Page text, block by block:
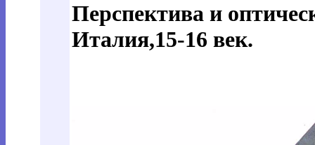
Перспектива и
Италия,15-16 век.